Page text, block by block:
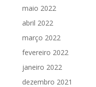
maio 2022
abril 2022
março 2022
fevereiro 2022
janeiro 2022
dezembro 2021